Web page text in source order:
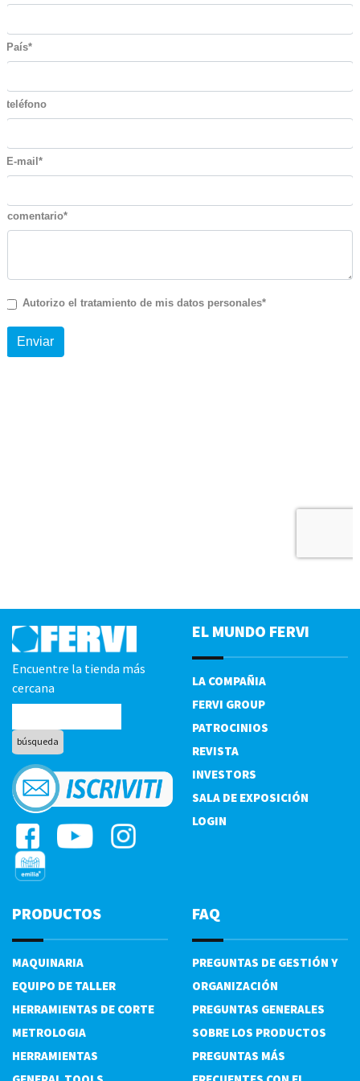
Encuentre la tienda más
cercana
EL MUNDO FERVI
LA COMPAÑIA
FERVI GROUP
PATROCINIOS
REVISTA
INVESTORS
SALA DE EXPOSICIÓN
LOGIN
PRODUCTOS
MAQUINARIA
EQUIPO DE TALLER
HERRAMIENTAS DE CORTE
METROLOGIA
HERRAMIENTAS
FAQ
PREGUNTAS DE GESTIÓN Y
ORGANIZACIÓN
PREGUNTAS GENERALES
SOBRE LOS PRODUCTOS
PREGUNTAS MÁS